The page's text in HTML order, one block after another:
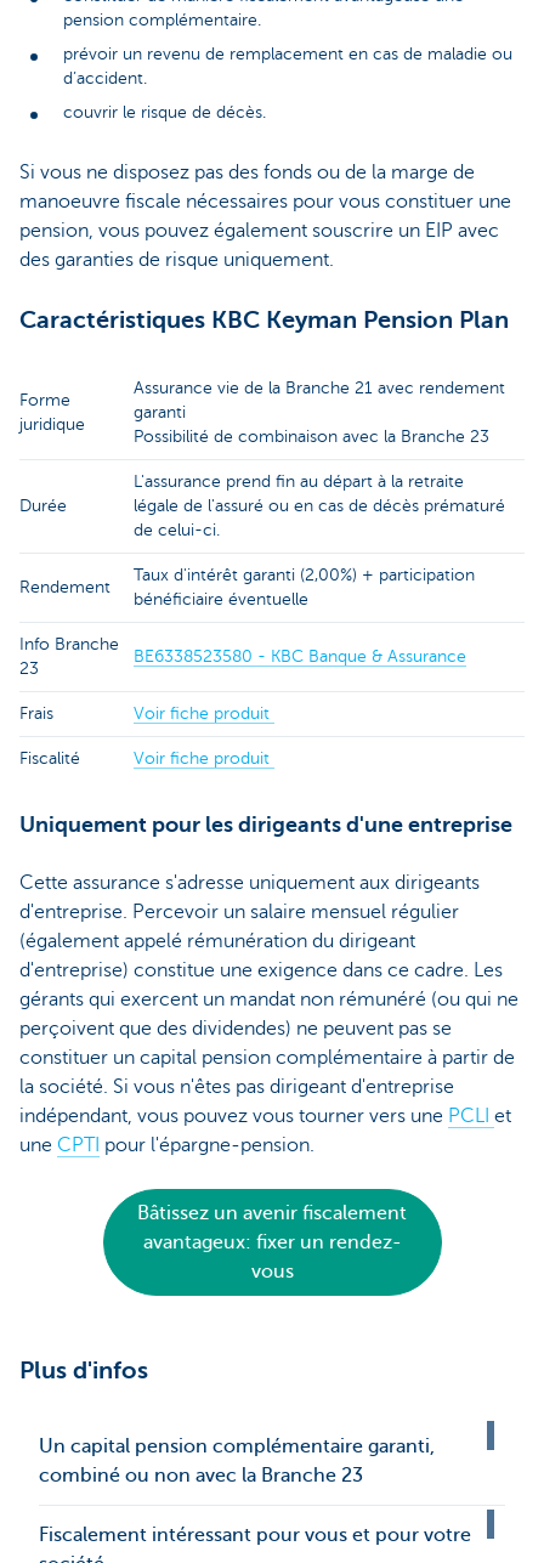
pension complémentaire.
prévoir un revenu de remplacement en cas de maladie ou
d’accident.
couvrir le risque de décès.
Si vous ne disposez pas des fonds ou de la marge de
manoeuvre fiscale nécessaires pour vous constituer une
pension, vous pouvez également souscrire un EIP avec
des garanties de risque uniquement.
Caractéristiques KBC Keyman Pension Plan
Forme
juridique
Assurance vie de la Branche 21 avec rendement
garanti
Possibilité de combinaison avec la Branche 23
Durée
L'assurance prend fin au départ à la retraite
légale de l'assuré ou en cas de décès prématuré
de celui-ci.
Rendement
Taux d'intérêt garanti (2,00%) + participation
bénéficiaire éventuelle
Info Branche
23
BE6338523580 - KBC Banque & Assurance
Frais Voir fiche produit
Fiscalité Voir fiche produit
Uniquement pour les dirigeants d'une entreprise
Cette assurance s'adresse uniquement aux dirigeants
d'entreprise. Percevoir un salaire mensuel régulier
(également appelé rémunération du dirigeant
d'entreprise) constitue une exigence dans ce cadre. Les
gérants qui exercent un mandat non rémunéré (ou qui ne
perçoivent que des dividendes) ne peuvent pas se
constituer un capital pension complémentaire à partir de
la société. Si vous n'êtes pas dirigeant d'entreprise
indépendant, vous pouvez vous tourner vers une PCLI et
une CPTI pour l'épargne-pension.
Bâtissez un avenir fiscalement
avantageux: fixer un rendez-
vous
Plus d'infos
Un capital pension complémentaire garanti,
combiné ou non avec la Branche 23
Fiscalement intéressant pour vous et pour votre